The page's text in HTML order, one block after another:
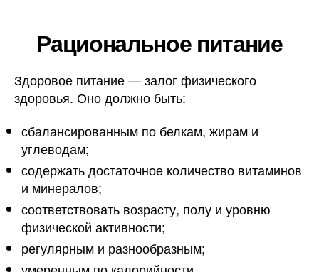
Рациональное питание
Здоровое питание — залог физического
здоровья. Оно должно быть:
сбалансированным по белкам, жирам и
углеводам;
содержать достаточное количество витаминов
и минералов;
соответствовать возрасту, полу и уровню
физической активности;
регулярным и разнообразным;